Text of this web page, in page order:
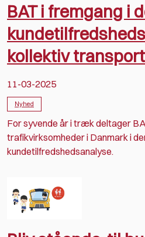
BAT i fremgang i
kollektiv
11-03-2025
Nyhed
For syvende år i træk deltager
trafikvirksomheder i Danmark i
kundetilfredshedsanalyse.